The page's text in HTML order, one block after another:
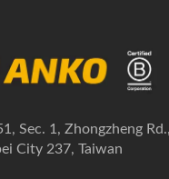
Sec. 1, Zhongzheng
City 237, Taiwan